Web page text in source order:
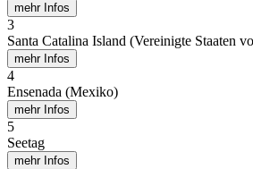
mehr Infos
3
Santa Catalina Island (Vereinigte Staaten
mehr Infos
4
Ensenada (Mexiko)
mehr Infos
5
Seetag
mehr Infos